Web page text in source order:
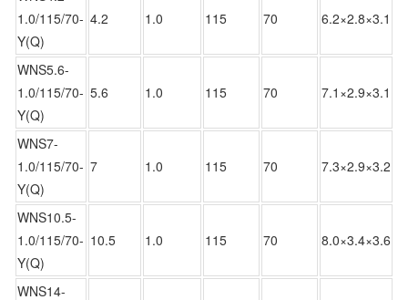
1.0/115/70-
Y(Q)
4.2 1.0 115 70 6.2×2.8×3.1
WNS5.6-
1.0/115/70-
Y(Q)
5.6 1.0 115 70 7.1×2.9×3.1
WNS7-
1.0/115/70-
Y(Q)
7 1.0 115 70 7.3×2.9×3.2
WNS10.5-
1.0/115/70-
Y(Q)
10.5 1.0 115 70 8.0×3.4×3.6
WNS14-